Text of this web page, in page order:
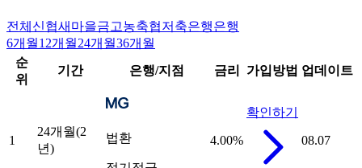
전체 신협새마을금고농축협저축은행은행
6개월12개월24개월36개월
순
위
기간 은행/지점 금리 가입방법 업데이트
1
24개월(2
년)
법환 4.00%
확인하기
08.07